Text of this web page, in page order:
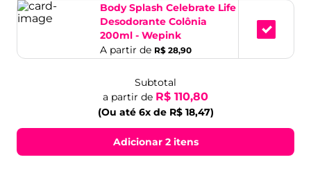
Body Splash Celebrate Life
Desodorante Colônia
200ml - Wepink
A partir de R$ 28,90
Subtotal
a partir de R$ 110,80
(Ou até 6x de R$ 18,47)
Adicionar 2 itens